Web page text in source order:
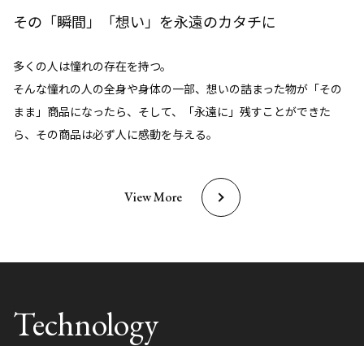
その「瞬間」「想い」を永遠のカタチに
多くの人は憧れの存在を持つ。
そんな憧れの人の全身や身体の一部、想いの詰まった物が「その
まま」商品になったら、そして、「永遠に」残すことができた
ら、その商品は必ず人に感動を与える。
View More
Technology